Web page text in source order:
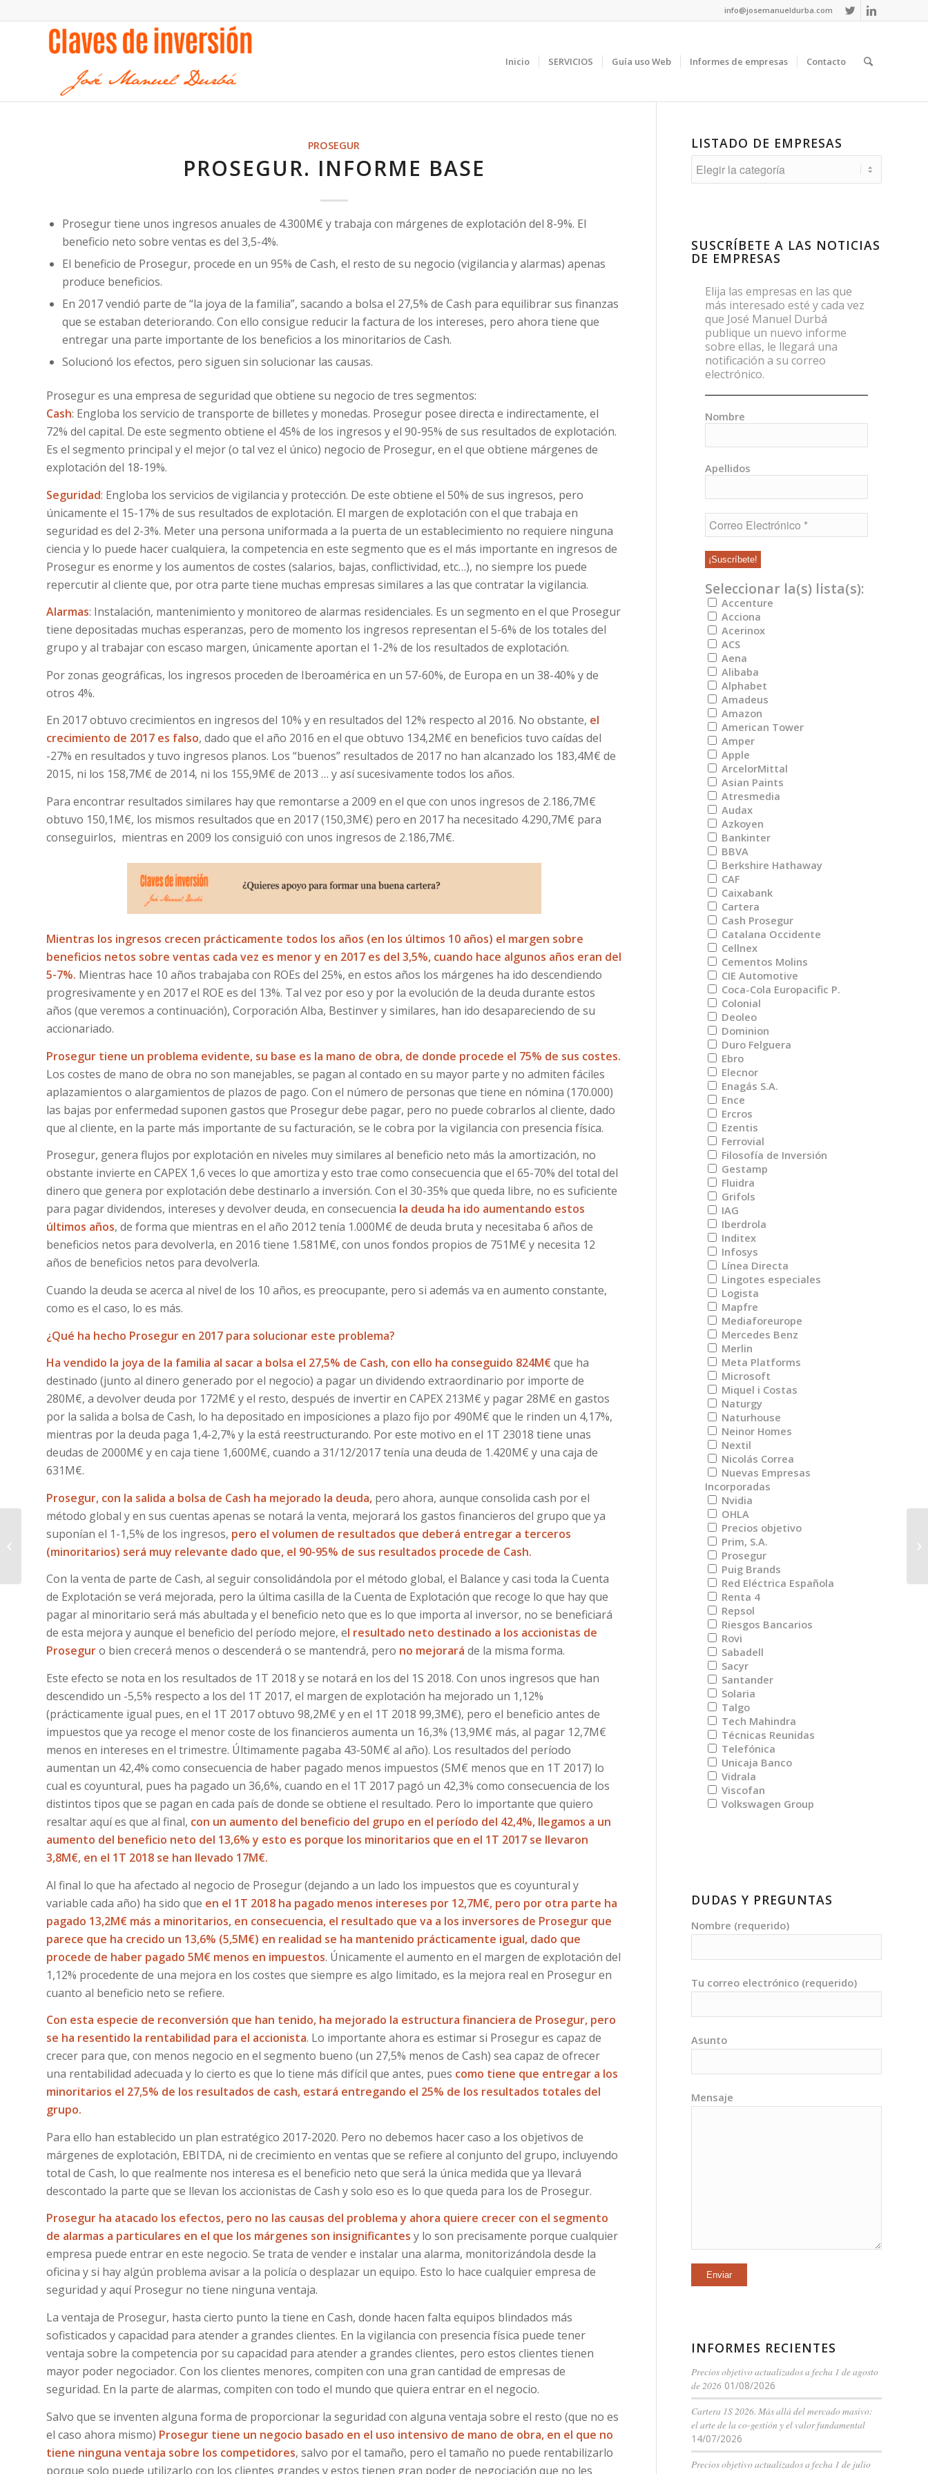
info@josemanueldurba.com
Inicio SERVICIOS Guía uso Web Informes de empresas Contacto
PROSEGUR
PROSEGUR. INFORME BASE
Prosegur tiene unos ingresos anuales de 4.300M€ y trabaja con márgenes de explotación del 8-9%. El
beneficio neto sobre ventas es del 3,5-4%.
El beneficio de Prosegur, procede en un 95% de Cash, el resto de su negocio (vigilancia y alarmas) apenas
produce beneficios.
En 2017 vendió parte de “la joya de la familia”, sacando a bolsa el 27,5% de Cash para equilibrar sus finanzas
que se estaban deteriorando. Con ello consigue reducir la factura de los intereses, pero ahora tiene que
entregar una parte importante de los beneficios a los minoritarios de Cash.
Solucionó los efectos, pero siguen sin solucionar las causas.
Prosegur es una empresa de seguridad que obtiene su negocio de tres segmentos:
Cash: Engloba los servicio de transporte de billetes y monedas. Prosegur posee directa e indirectamente, el
72% del capital. De este segmento obtiene el 45% de los ingresos y el 90-95% de sus resultados de explotación.
Es el segmento principal y el mejor (o tal vez el único) negocio de Prosegur, en el que obtiene márgenes de
explotación del 18-19%.
Seguridad: Engloba los servicios de vigilancia y protección. De este obtiene el 50% de sus ingresos, pero
únicamente el 15-17% de sus resultados de explotación. El margen de explotación con el que trabaja en
seguridad es del 2-3%. Meter una persona uniformada a la puerta de un establecimiento no requiere ninguna
ciencia y lo puede hacer cualquiera, la competencia en este segmento que es el más importante en ingresos de
Prosegur es enorme y los aumentos de costes (salarios, bajas, conflictividad, etc…), no siempre los puede
repercutir al cliente que, por otra parte tiene muchas empresas similares a las que contratar la vigilancia.
Alarmas: Instalación, mantenimiento y monitoreo de alarmas residenciales. Es un segmento en el que Prosegur
tiene depositadas muchas esperanzas, pero de momento los ingresos representan el 5-6% de los totales del
grupo y al trabajar con escaso margen, únicamente aportan el 1-2% de los resultados de explotación.
Por zonas geográficas, los ingresos proceden de Iberoamérica en un 57-60%, de Europa en un 38-40% y de
otros 4%.
En 2017 obtuvo crecimientos en ingresos del 10% y en resultados del 12% respecto al 2016. No obstante, el
crecimiento de 2017 es falso, dado que el año 2016 en el que obtuvo 134,2M€ en beneficios tuvo caídas del
-27% en resultados y tuvo ingresos planos. Los “buenos” resultados de 2017 no han alcanzado los 183,4M€ de
2015, ni los 158,7M€ de 2014, ni los 155,9M€ de 2013 … y así sucesivamente todos los años.
Para encontrar resultados similares hay que remontarse a 2009 en el que con unos ingresos de 2.186,7M€
obtuvo 150,1M€, los mismos resultados que en 2017 (150,3M€) pero en 2017 ha necesitado 4.290,7M€ para
conseguirlos, mientras en 2009 los consiguió con unos ingresos de 2.186,7M€.
Mientras los ingresos crecen prácticamente todos los años (en los últimos 10 años) el margen sobre
beneficios netos sobre ventas cada vez es menor y en 2017 es del 3,5%, cuando hace algunos años eran del
5-7%. Mientras hace 10 años trabajaba con ROEs del 25%, en estos años los márgenes ha ido descendiendo
progresivamente y en 2017 el ROE es del 13%. Tal vez por eso y por la evolución de la deuda durante estos
años (que veremos a continuación), Corporación Alba, Bestinver y similares, han ido desapareciendo de su
accionariado.
Prosegur tiene un problema evidente, su base es la mano de obra, de donde procede el 75% de sus costes.
Los costes de mano de obra no son manejables, se pagan al contado en su mayor parte y no admiten fáciles
aplazamientos o alargamientos de plazos de pago. Con el número de personas que tiene en nómina (170.000)
las bajas por enfermedad suponen gastos que Prosegur debe pagar, pero no puede cobrarlos al cliente, dado
que al cliente, en la parte más importante de su facturación, se le cobra por la vigilancia con presencia física.
Prosegur, genera flujos por explotación en niveles muy similares al beneficio neto más la amortización, no
obstante invierte en CAPEX 1,6 veces lo que amortiza y esto trae como consecuencia que el 65-70% del total del
dinero que genera por explotación debe destinarlo a inversión. Con el 30-35% que queda libre, no es suficiente
para pagar dividendos, intereses y devolver deuda, en consecuencia la deuda ha ido aumentando estos
últimos años, de forma que mientras en el año 2012 tenía 1.000M€ de deuda bruta y necesitaba 6 años de
beneficios netos para devolverla, en 2016 tiene 1.581M€, con unos fondos propios de 751M€ y necesita 12
años de beneficios netos para devolverla.
Cuando la deuda se acerca al nivel de los 10 años, es preocupante, pero si además va en aumento constante,
como es el caso, lo es más.
¿Qué ha hecho Prosegur en 2017 para solucionar este problema?
Ha vendido la joya de la familia al sacar a bolsa el 27,5% de Cash, con ello ha conseguido 824M€que ha
destinado (junto al dinero generado por el negocio) a pagar un dividendo extraordinario por importe de
280M€, a devolver deuda por 172M€ y el resto, después de invertir en CAPEX 213M€ y pagar 28M€ en gastos
por la salida a bolsa de Cash, lo ha depositado en imposiciones a plazo fijo por 490M€ que le rinden un 4,17%,
mientras por la deuda paga 1,4-2,7% y la está reestructurando. Por este motivo en el 1T 23018 tiene unas
deudas de 2000M€ y en caja tiene 1,600M€, cuando a 31/12/2017 tenía una deuda de 1.420M€ y una caja de
631M€.
Prosegur, con la salida a bolsa de Cash ha mejorado la deuda, pero ahora, aunque consolida cash por el
método global y en sus cuentas apenas se notará la venta, mejorará los gastos financieros del grupo que ya
suponían el 1-1,5% de los ingresos, pero el volumen de resultados que deberá entregar a terceros
(minoritarios) será muy relevante dado que, el 90-95% de sus resultados procede de Cash.
Con la venta de parte de Cash, al seguir consolidándola por el método global, el Balance y casi toda la Cuenta
de Explotación se verá mejorada, pero la última casilla de la Cuenta de Explotación que recoge lo que hay que
pagar al minoritario será más abultada y el beneficio neto que es lo que importa al inversor, no se beneficiará
de esta mejora y aunque el beneficio del período mejore, el resultado neto destinado a los accionistas de
Proseguro bien crecerá menos o descenderá o se mantendrá, pero no mejorará de la misma forma.
Este efecto se nota en los resultados de 1T 2018 y se notará en los del 1S 2018. Con unos ingresos que han
descendido un -5,5% respecto a los del 1T 2017, el margen de explotación ha mejorado un 1,12%
(prácticamente igual pues, en el 1T 2017 obtuvo 98,2M€ y en el 1T 2018 99,3M€), pero el beneficio antes de
impuestos que ya recoge el menor coste de los financieros aumenta un 16,3% (13,9M€ más, al pagar 12,7M€
menos en intereses en el trimestre. Últimamente pagaba 43-50M€ al año). Los resultados del período
aumentan un 42,4% como consecuencia de haber pagado menos impuestos (5M€ menos que en 1T 2017) lo
cual es coyuntural, pues ha pagado un 36,6%, cuando en el 1T 2017 pagó un 42,3% como consecuencia de los
distintos tipos que se pagan en cada país de donde se obtiene el resultado. Pero lo importante que quiero
resaltar aquí es que al final, con un aumento del beneficio del grupo en el período del 42,4%, llegamos a un
aumento del beneficio neto del 13,6% y esto es porque los minoritarios que en el 1T 2017 se llevaron
3,8M€, en el 1T 2018 se han llevado 17M€.
Al final lo que ha afectado al negocio de Prosegur (dejando a un lado los impuestos que es coyuntural y
variable cada año) ha sido que en el 1T 2018 ha pagado menos intereses por 12,7M€, pero por otra parte ha
pagado 13,2M€ más a minoritarios, en consecuencia, el resultado que va a los inversores de Prosegur que
parece que ha crecido un 13,6% (5,5M€) en realidad se ha mantenido prácticamente igual, dado que
procede de haber pagado 5M€ menos en impuestos. Únicamente el aumento en el margen de explotación del
1,12% procedente de una mejora en los costes que siempre es algo limitado, es la mejora real en Prosegur en
cuanto al beneficio neto se refiere.
Con esta especie de reconversión que han tenido, ha mejorado la estructura financiera de Prosegur, pero
se ha resentido la rentabilidad para el accionista. Lo importante ahora es estimar si Prosegur es capaz de
crecer para que, con menos negocio en el segmento bueno (un 27,5% menos de Cash) sea capaz de ofrecer
una rentabilidad adecuada y lo cierto es que lo tiene más difícil que antes, pues como tiene que entregar a los
minoritarios el 27,5% de los resultados de cash, estará entregando el 25% de los resultados totales del
grupo.
Para ello han establecido un plan estratégico 2017-2020. Pero no debemos hacer caso a los objetivos de
márgenes de explotación, EBITDA, ni de crecimiento en ventas que se refiere al conjunto del grupo, incluyendo
total de Cash, lo que realmente nos interesa es el beneficio neto que será la única medida que ya llevará
descontado la parte que se llevan los accionistas de Cash y solo eso es lo que queda para los de Prosegur.
Prosegur ha atacado los efectos, pero no las causas del problema y ahora quiere crecer con el segmento
de alarmas a particulares en el que los márgenes son insignificantes y lo son precisamente porque cualquier
empresa puede entrar en este negocio. Se trata de vender e instalar una alarma, monitorizándola desde la
oficina y si hay algún problema avisar a la policía o desplazar un equipo. Esto lo hace cualquier empresa de
seguridad y aquí Prosegur no tiene ninguna ventaja.
La ventaja de Prosegur, hasta cierto punto la tiene en Cash, donde hacen falta equipos blindados más
sofisticados y capacidad para atender a grandes clientes. En la vigilancia con presencia física puede tener
ventaja sobre la competencia por su capacidad para atender a grandes clientes, pero estos clientes tienen
mayor poder negociador. Con los clientes menores, compiten con una gran cantidad de empresas de
seguridad. En la parte de alarmas, compiten con todo el mundo que quiera entrar en el negocio.
Salvo que se inventen alguna forma de proporcionar la seguridad con alguna ventaja sobre el resto (que no es
el caso ahora mismo) Prosegur tiene un negocio basado en el uso intensivo de mano de obra, en el que no
tiene ninguna ventaja sobre los competidores, salvo por el tamaño, pero el tamaño no puede rentabilizarlo
porque solo puede utilizarlo con los clientes grandes y estos tienen gran poder de negociación que no les
LISTADO DE EMPRESAS
Listado
de
SUSCRÍBETE A LAS NOTICIAS
DE EMPRESAS
Elija las empresas en las que
más interesado esté y cada vez
que José Manuel Durbá
publique un nuevo informe
sobre ellas, le llegará una
notificación a su correo
electrónico.
Nombre
Apellidos
Seleccionar la(s) lista(s):
Accenture
Acciona
Acerinox
ACS
Aena
Alibaba
Alphabet
Amadeus
Amazon
American Tower
Amper
Apple
ArcelorMittal
Asian Paints
Atresmedia
Audax
Azkoyen
Bankinter
BBVA
Berkshire Hathaway
CAF
Caixabank
Cartera
Cash Prosegur
Catalana Occidente
Cellnex
Cementos Molins
CIE Automotive
Coca-Cola Europacific P.
Colonial
Deoleo
Dominion
Duro Felguera
Ebro
Elecnor
Enagás S.A.
Ence
Ercros
Ezentis
Ferrovial
Filosofía de Inversión
Gestamp
Fluidra
Grifols
IAG
Iberdrola
Inditex
Infosys
Línea Directa
Lingotes especiales
Logista
Mapfre
Mediaforeurope
Mercedes Benz
Merlin
Meta Platforms
Microsoft
Miquel i Costas
Naturgy
Naturhouse
Neinor Homes
Nextil
Nicolás Correa
Nuevas Empresas
Incorporadas
Nvidia
OHLA
Precios objetivo
Prim, S.A.
Prosegur
Puig Brands
Red Eléctrica Española
Renta 4
Repsol
Riesgos Bancarios
Rovi
Sabadell
Sacyr
Santander
Solaria
Talgo
Tech Mahindra
Técnicas Reunidas
Telefónica
Unicaja Banco
Vidrala
Viscofan
Volkswagen Group
DUDAS Y PREGUNTAS
Nombre (requerido)
Tu correo electrónico (requerido)
Asunto
Mensaje
INFORMES RECIENTES
Precios objetivo actualizados a fecha 1 de agosto
de 2026 01/08/2026
Cartera 1S 2026. Más allá del mercado masivo:
el arte de la co-gestión y el valor fundamental
14/07/2026
Precios objetivo actualizados a fecha 1 de julio
Prosegur. Precio Objetivo y Claves
de Inversión